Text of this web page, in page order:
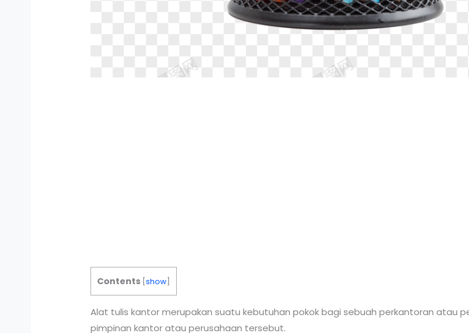
Contents [show
Alat tulis kantor merupakan suatu kebutuhan pokok bagi sebuah perkantoran atau
pimpinan kantor atau perusahaan tersebut.